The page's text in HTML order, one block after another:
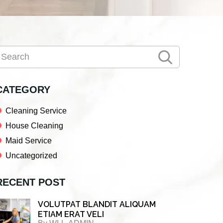
Cleaning Service
House Cleaning
Maid Service
Uncategorized
POST
VOLUTPAT BLANDIT ALIQUAM
ETIAM ERAT VELI